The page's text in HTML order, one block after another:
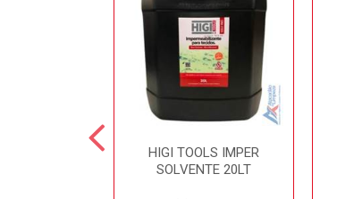
HIGI TOOLS IMPER
SOLVENTE 20LT